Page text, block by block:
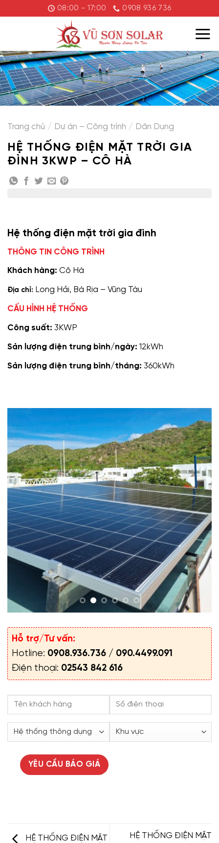
đến
08:00 - 17:00 0908 936 736
Trang chủ / Dự án – Công trình / Dân Dụng
HỆ THỐNG ĐIỆN MẶT TRỜI GIA
ĐÌNH 3KWP – CÔ HÀ
Hệ thống điện mặt trời gia đình
THÔNG TIN CÔNG TRÌNH
Khách hàng: Cô Hà
Địa chỉ: Long Hải, Bà Rịa – Vũng Tàu
CẤU HÌNH HỆ THỐNG
Công suất: 3KWP
Sản lượng điện trung bình/ngày: 12kWh
Sản lượng điện trung bình/tháng: 360kWh
Hỗ trợ/Tư vấn:
Hotline: 0908.936.736 / 090.4499.091
Điện thoại: 02543 842 616
HỆ THỐNG ĐIỆN MẶT
HỆ THỐNG ĐIỆN MẶT